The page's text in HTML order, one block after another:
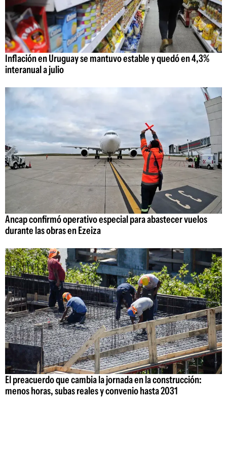
Inflación en Uruguay se mantuvo estable y quedó en 4,3%
interanual a julio
Ancap confirmó operativo especial para abastecer vuelos
durante las obras en Ezeiza
El preacuerdo que cambia la jornada en la construcción:
menos horas, subas reales y convenio hasta 2031